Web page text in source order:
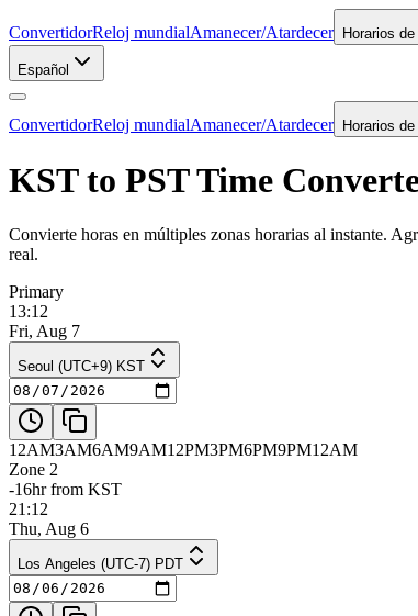
ConvertidorReloj mundialAmanecer/Atardecer Horarios
Español
ConvertidorReloj mundialAmanecer/Atardecer Horarios
KST to PST Time
Convierte horas en múltiples zonas horarias al instante.
real.
Primary
13:12
Fri, Aug 7
Seoul (UTC+9) KST
12AM3AM6AM9AM12PM3PM6PM9PM12AM
Zone 2
-16hr from KST
21:12
Thu, Aug 6
Los Angeles (UTC-7) PDT